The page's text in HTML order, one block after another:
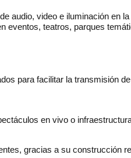
audio, video e iluminación en
eventos, teatros, parques
para facilitar la transmisión
en vivo o
gracias a su construcción